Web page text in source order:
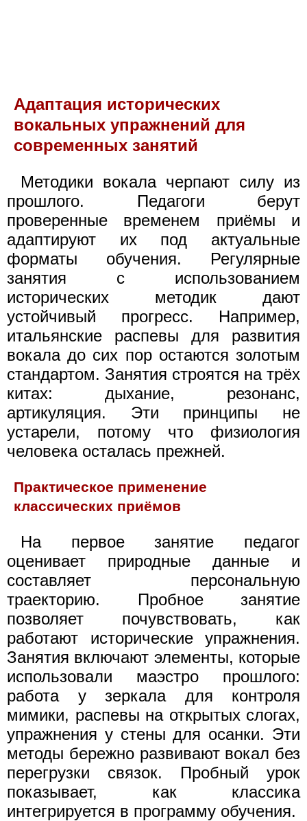
Адаптация исторических
вокальных упражнений для
современных занятий
Методики вокала черпают силу из
прошлого. Педагоги берут
проверенные временем приёмы и
адаптируют их под актуальные
форматы обучения. Регулярные
занятия с использованием
исторических методик дают
устойчивый прогресс. Например,
итальянские распевы для развития
вокала до сих пор остаются золотым
стандартом. Занятия строятся на трёх
китах: дыхание, резонанс,
артикуляция. Эти принципы не
устарели, потому что физиология
человека осталась прежней.
Практическое применение
классических приёмов
На первое занятие педагог
оценивает природные данные и
составляет персональную
траекторию. Пробное занятие
позволяет почувствовать, как
работают исторические упражнения.
Занятия включают элементы, которые
использовали маэстро прошлого:
работа у зеркала для контроля
мимики, распевы на открытых слогах,
упражнения у стены для осанки. Эти
методы бережно развивают вокал без
перегрузки связок. Пробный урок
показывает, как классика
интегрируется в программу обучения.